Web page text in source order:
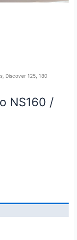
Discover 125, 180
NS160 /